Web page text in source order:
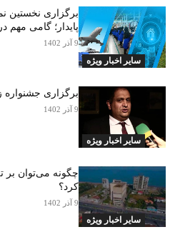
سایر اخبار ویژه
برگزاری نخستین
پایدار؛ گامی مهم
9 آذر 1402
سایر اخبار ویژه
برگزاری جشنواره
9 آذر 1402
سایر اخبار ویژه
چگونه می‌توان بر
کرد؟
9 آذر 1402